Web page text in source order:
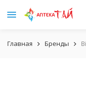
Главная Бренды